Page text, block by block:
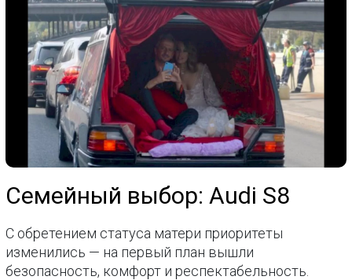
Семейный выбор: Audi S8
С обретением статуса матери приоритеты
изменились — на первый план вышли
безопасность, комфорт и респектабельность.